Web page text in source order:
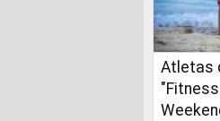
Atletas